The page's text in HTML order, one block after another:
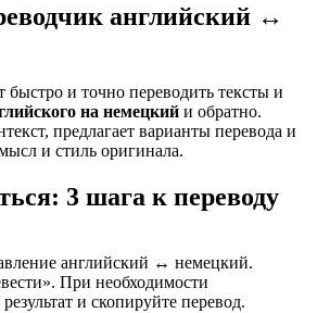
английский ↔
быстро и точно переводить тексты и
на немецкий и обратно.
предлагает варианты перевода и
и стиль оригинала.
3 шага к переводу
английский ↔ немецкий.
При необходимости
и скопируйте перевод.